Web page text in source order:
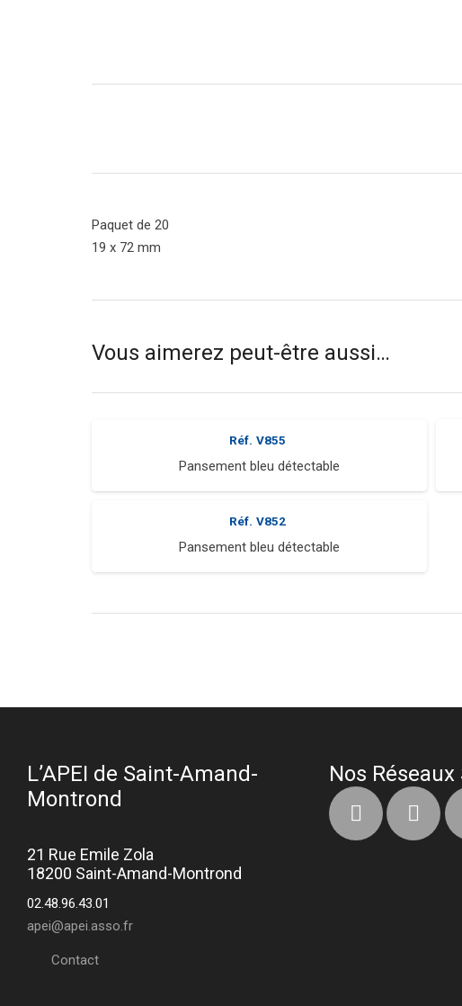
Paquet de 20
19 x 72 mm
Vous aimerez peut-être aussi…
Réf. V855
Pansement bleu détectable
Réf. V852
Pansement bleu détectable
L’APEI de Saint-Amand-
Montrond
21 Rue Emile Zola
18200 Saint-Amand-Montrond
02.48.96.43.01
apei@apei.asso.fr
Contact
Nos Réseaux